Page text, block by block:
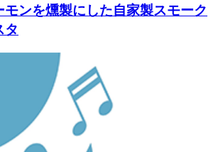
ンを燻製にした自家製スモーク
タ